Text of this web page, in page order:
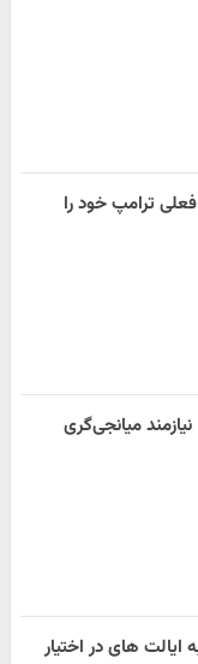
ترامپ خود را
نیازمند میانجی‌گری
های در اختیار